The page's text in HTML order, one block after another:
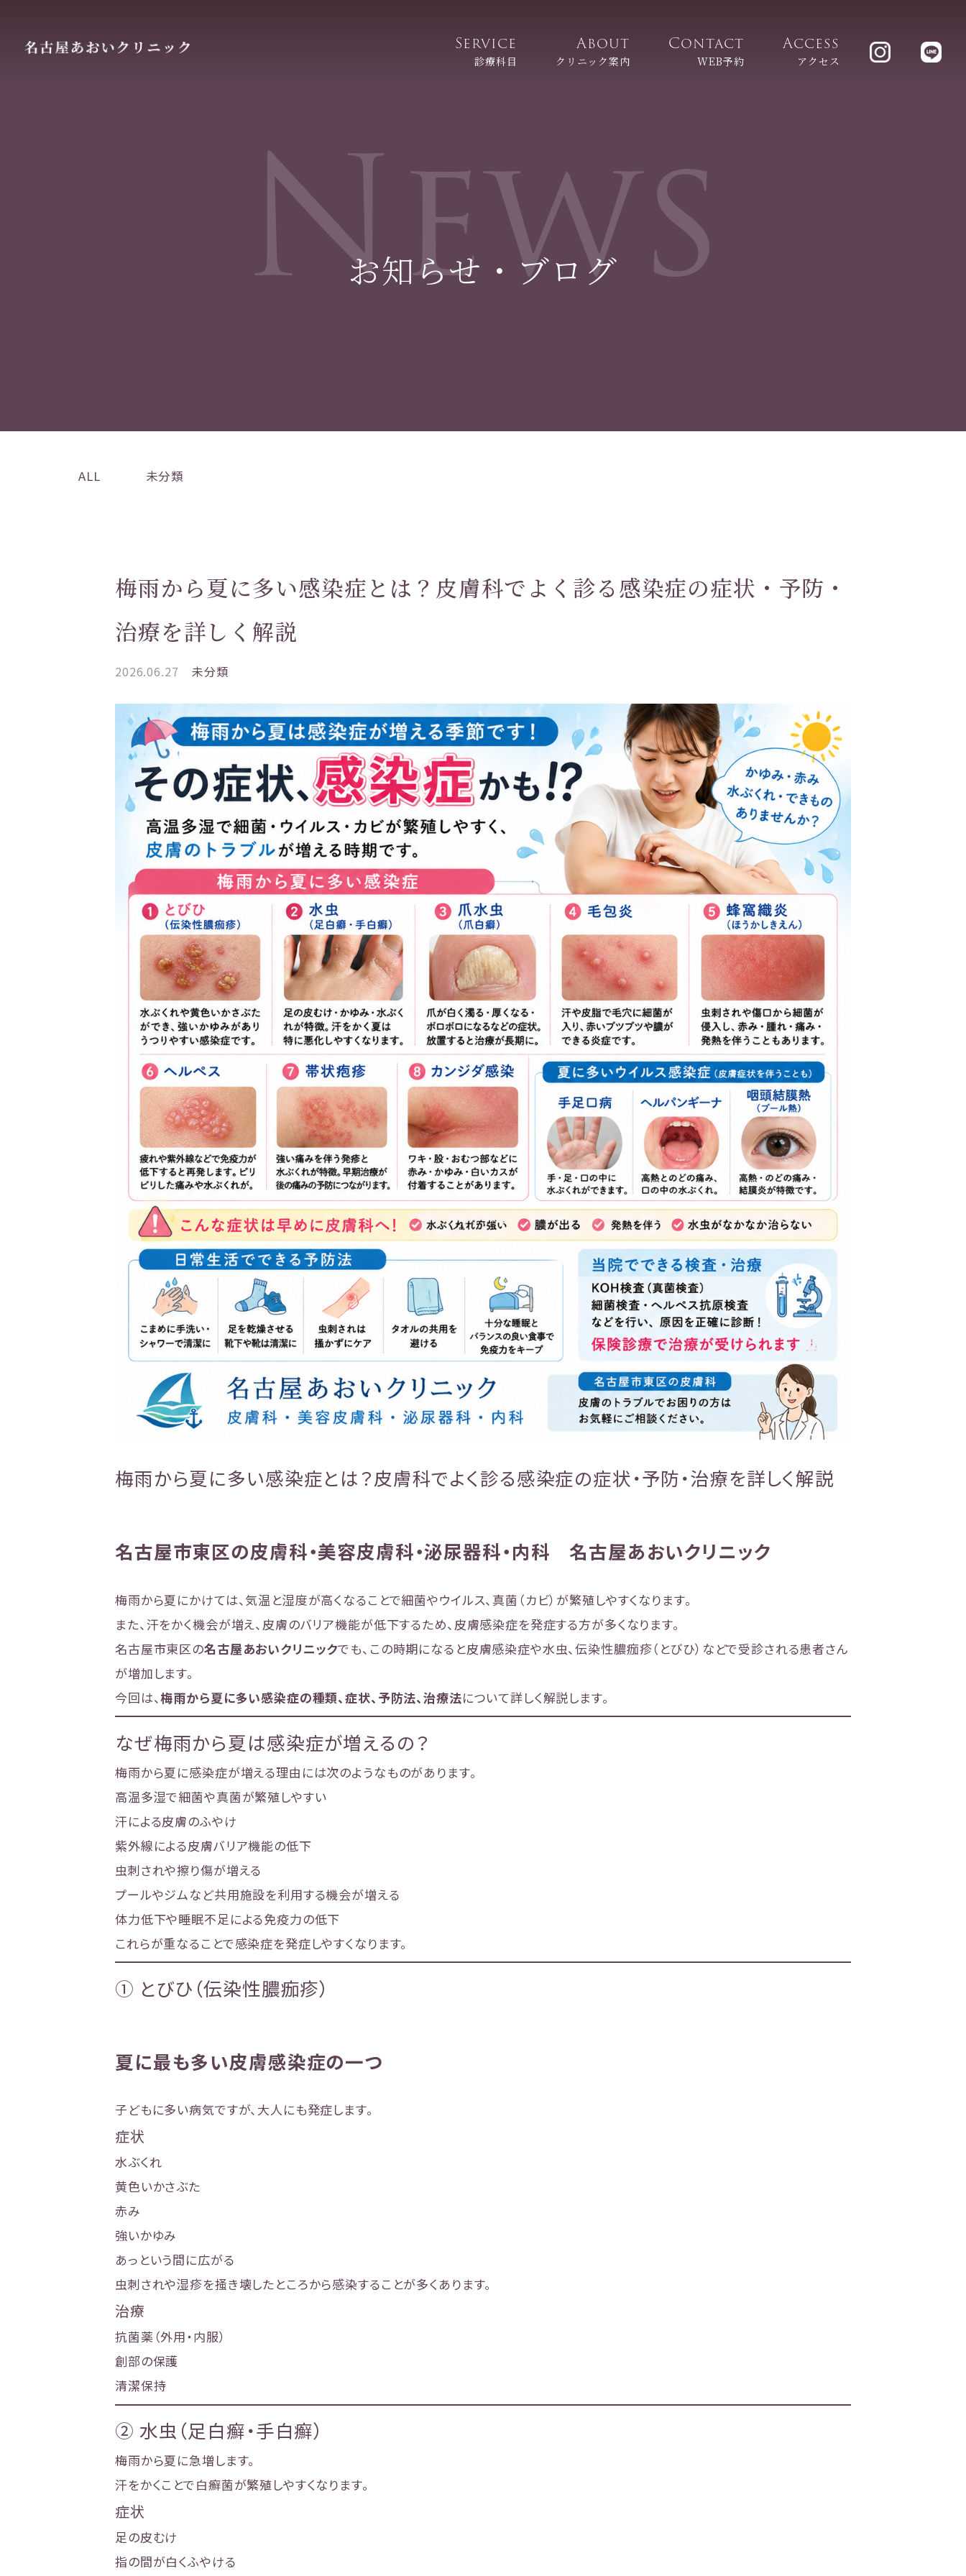
Service
診療科目
About
クリニック案内
Contact
WEB予約
Access
アクセス
News
お知らせ・ブログ
ALL 未分類
梅雨から夏に多い感染症とは？皮膚科でよく診る感染症の症状・予防・
治療を詳しく解説
2026.06.27 未分類
梅雨から夏に多い感染症とは？皮膚科でよく診る感染症の症状・予防・治療を詳しく解説
名古屋市東区の皮膚科・美容皮膚科・泌尿器科・内科 名古屋あおいクリニック
梅雨から夏にかけては、気温と湿度が高くなることで細菌やウイルス、真菌（カビ）が繁殖しやすくなります。
また、汗をかく機会が増え、皮膚のバリア機能が低下するため、皮膚感染症を発症する方が多くなります。
名古屋市東区の名古屋あおいクリニックでも、この時期になると皮膚感染症や水虫、伝染性膿痂疹（とびひ）などで受診される患者さん
が増加します。
今回は、梅雨から夏に多い感染症の種類、症状、予防法、治療法について詳しく解説します。
なぜ梅雨から夏は感染症が増えるの？
梅雨から夏に感染症が増える理由には次のようなものがあります。
高温多湿で細菌や真菌が繁殖しやすい
汗による皮膚のふやけ
紫外線による皮膚バリア機能の低下
虫刺されや擦り傷が増える
プールやジムなど共用施設を利用する機会が増える
体力低下や睡眠不足による免疫力の低下
これらが重なることで感染症を発症しやすくなります。
① とびひ（伝染性膿痂疹）
夏に最も多い皮膚感染症の一つ
子どもに多い病気ですが、大人にも発症します。
症状
水ぶくれ
黄色いかさぶた
赤み
強いかゆみ
あっという間に広がる
虫刺されや湿疹を掻き壊したところから感染することが多くあります。
治療
抗菌薬（外用・内服）
創部の保護
清潔保持
② 水虫（足白癬・手白癬）
梅雨から夏に急増します。
汗をかくことで白癬菌が繁殖しやすくなります。
症状
足の皮むけ
指の間が白くふやける